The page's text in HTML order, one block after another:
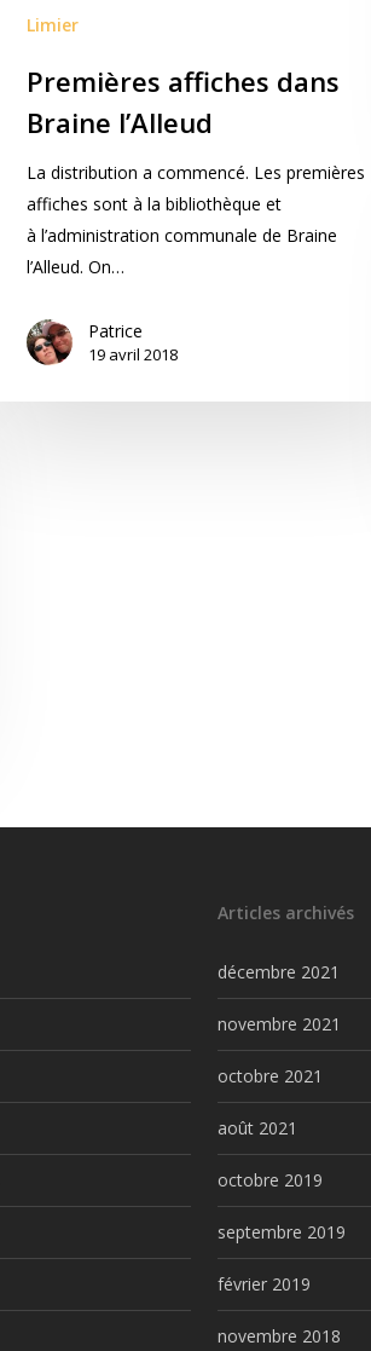
Limier
Premières affiches dans
Braine l’Alleud
La distribution a commencé. Les premières
affiches sont à la bibliothèque et
à l’administration communale de Braine
l’Alleud. On…
Patrice
19 avril 2018
Articles archivés
décembre 2021
novembre 2021
octobre 2021
août 2021
octobre 2019
septembre 2019
février 2019
novembre 2018